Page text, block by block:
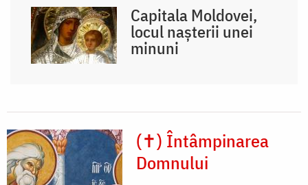
Capitala Moldovei,
locul nașterii unei
minuni
(✝) Întâmpinarea
Domnului